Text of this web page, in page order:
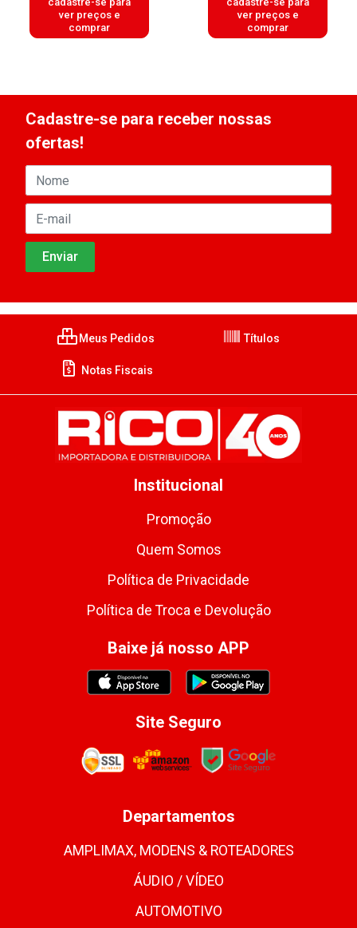
ver preços e
comprar
ver preços e
comprar
Cadastre-se para receber nossas
ofertas!
Meus Pedidos Títulos
Notas Fiscais
Institucional
Promoção
Quem Somos
Política de Privacidade
Política de Troca e Devolução
Baixe já nosso APP
Site Seguro
Departamentos
AMPLIMAX, MODENS & ROTEADORES
ÁUDIO / VÍDEO
AUTOMOTIVO